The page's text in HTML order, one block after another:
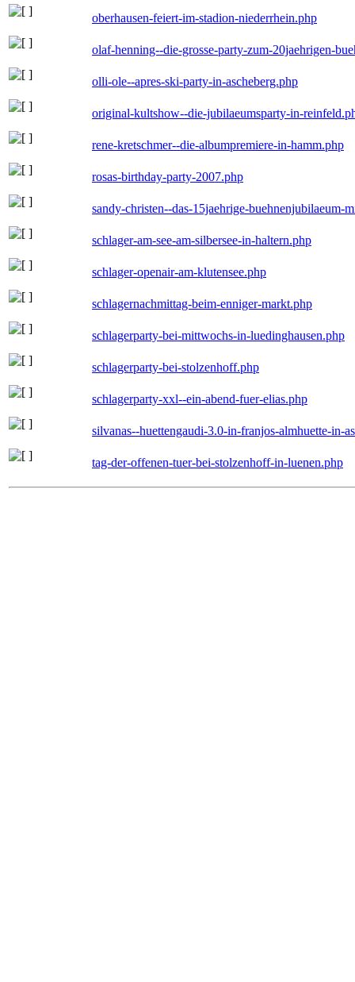
oberhausen-feiert-im-stadion-niederrhein.php
olaf-henning--die-grosse-party-zum-20jaehrigen-
olli-ole--apres-ski-party-in-ascheberg.php
original-kultshow--die-jubilaeumsparty-in-
rene-kretschmer--die-albumpremiere-in-hamm.php
rosas-birthday-party-2007.php
sandy-christen--das-15jaehrige-buehnenjubilaeum-
schlager-am-see-am-silbersee-in-haltern.php
schlager-openair-am-klutensee.php
schlagernachmittag-beim-enniger-markt.php
schlagerparty-bei-mittwochs-in-luedinghausen.php
schlagerparty-bei-stolzenhoff.php
schlagerparty-xxl--ein-abend-fuer-elias.php
silvanas--huettengaudi-3.0-in-franjos-almhuette-in-
tag-der-offenen-tuer-bei-stolzenhoff-in-luenen.php